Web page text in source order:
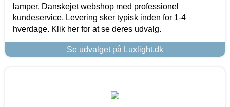
lamper. Danskejet webshop med professionel
kundeservice. Levering sker typisk inden for 1-4
hverdage. Klik her for at se deres udvalg.
Se udvalget på Luxlight.dk